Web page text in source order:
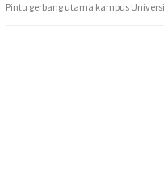
Pintu gerbang utama kampus